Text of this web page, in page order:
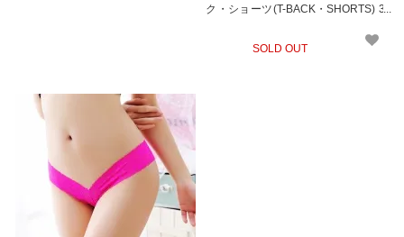
ク・ショーツ(T-BACK・SHORTS) 32
SOLD OUT